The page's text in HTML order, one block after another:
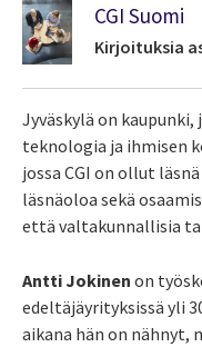
CGI Suomi
Kirjoituksia
Jyväskylä on
teknologia ja ihmisen
jossa CGI on ollut
läsnäoloa sekä
että valtakunnallisia
Antti Jokinen on
edeltäjäyrityksissä yli
aikana hän on nähnyt,